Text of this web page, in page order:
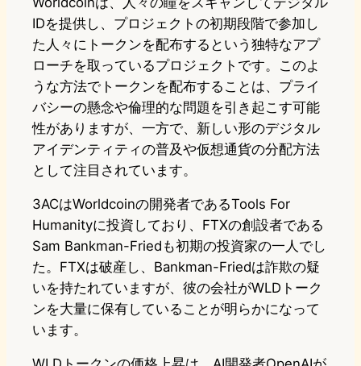
IDを提供し、プロジェクトの初期段階で参加し
た人々にトークンを配布するという独特なアプ
ローチを取っているプロジェクトです。このよ
うな方法でトークンを配布することは、プライ
バシーの懸念や倫理的な問題を引き起こす可能
性がありますが、一方で、新しい形のデジタル
アイデンティティの普及や仮想通貨の分配方法
として注目されています。
3ACはWorldcoinの開発者であるTools For
Humanityに投資しており、FTXの創設者である
Sam Bankman-Friedも初期の投資家の一人でし
た。FTXは破産し、Bankman-Friedは詐欺の疑
いを持たれていますが、彼の会社がWLDトーク
ンを大量に保有していることが明らかになって
います。